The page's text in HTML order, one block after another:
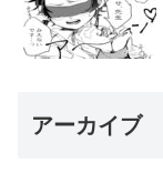
アーカイブ